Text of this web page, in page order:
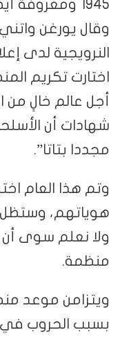
1945 ومعروفة أيضا باسم “هيباكوشا”.
وقال يورغن
النرويجية لدى
اختارت تكريم
أجل عالم خالٍ من
شهادات أن
مجددا بتاتا”.
منظمة.
ويتزامن موعد
بسبب الحروب في